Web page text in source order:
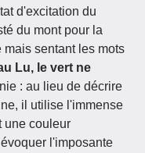
d'excitation du
du mont pour la
sentant les mots
Lu, le vert ne
: au lieu de décrire
il utilise l'immense
une couleur
l'imposante